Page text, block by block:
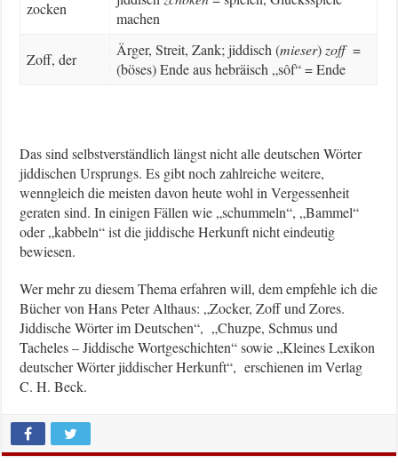
zocken
machen
Zoff, der
Ärger, Streit, Zank; jiddisch (mieser)zoff=
(böses) Ende aus hebräisch „sôf“ = Ende
Das sind selbstverständlich längst nicht alle deutschen Wörter
jiddischen Ursprungs. Es gibt noch zahlreiche weitere,
wenngleich die meisten davon heute wohl in Vergessenheit
geraten sind. In einigen Fällen wie „schummeln“, „Bammel“
oder „kabbeln“ ist die jiddische Herkunft nicht eindeutig
bewiesen.
Wer mehr zu diesem Thema erfahren will, dem empfehle ich die
Bücher von Hans Peter Althaus: „Zocker, Zoff und Zores.
Jiddische Wörter im Deutschen“, „Chuzpe, Schmus und
Tacheles – Jiddische Wortgeschichten“ sowie „Kleines Lexikon
deutscher Wörter jiddischer Herkunft“, erschienen im Verlag
C. H. Beck.